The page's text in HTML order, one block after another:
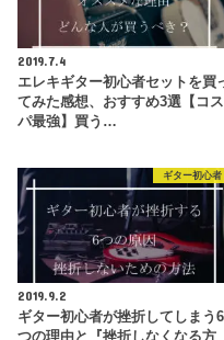
2019.7.4
エレキギター初心者セットを買
てみた感想、おすすめ3選【コス
パ最強】買う…
ギター初心者
2019.9.2
ギター初心者が挫折してしまう6
つの理由と『挫折しなくなる方